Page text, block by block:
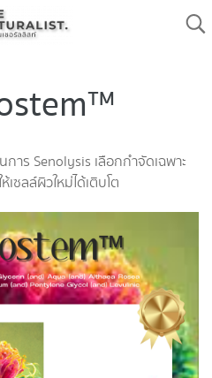
าร Senolysis เลือกกำจัดเฉพาะ
เซลล์ผิวใหม่ได้เติบโต